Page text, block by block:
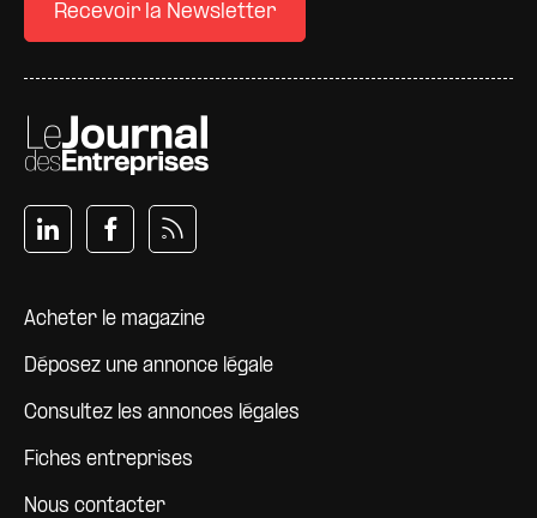
Recevoir la Newsletter
Pied de page
Acheter le magazine
Déposez une annonce légale
Consultez les annonces légales
Fiches entreprises
Nous contacter